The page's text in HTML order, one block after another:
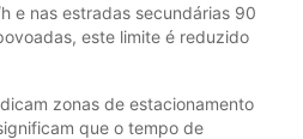
e nas estradas secundárias 90
este limite é reduzido
zonas de estacionamento
que o tempo de